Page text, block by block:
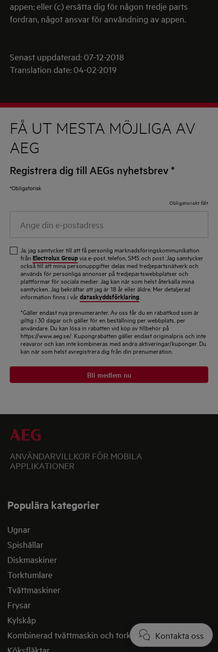
appen; eller (c) ersätta dig för någon tredje parts
fordran, något ansvar för användning av appen.
Senast uppdaterad: 07-12-2018
Translation date: 04-02-2019
Kontakta oss
FÅ UT MESTA MÖJLIGA AV
AEG
Registrera dig till AEGs nyhetsbrev *
*Obligatorisk
Obligatoriskt fält
din
postadress
Ja, jag samtycker till att få personlig marknadsföringskommunikation
från Electrolux Groupvia e-post, telefon, SMS och post. Jag samtycker
också till att mina personuppgifter delas med tredjepartsnätverk och
används för personliga annonser på tredjepartswebbplatser och
plattformar för sociala medier. Jag kan när som helst återkalla mina
samtycken. Jag bekräftar att jag är 18 år eller äldre. Mer detaljerad
information finns i vår dataskyddsförklaring
*Gäller endast nya prenumeranter. Av oss får du en rabattkod som är
giltig i 30 dagar och gäller för en beställning per webbplats, per
användare. Du kan lösa in rabatten vid köp av tillbehör på
https://www.aeg.se/. Kupongrabatten gäller endast originalpris och inte
reavaror och kan inte kombineras med andra aktiveringar/kuponger. Du
kan när som helst avregistrera dig från din prenumeration.
Bli medlem nu
ANVÄNDARVILLKOR FÖR MOBILA
APPLIKATIONER
Populära kategorier
Ugnar
Spishällar
Diskmaskiner
Torktumlare
Tvättmaskiner
Frysar
Kylskåp
Kombinerad tvättmaskin och torktumlare